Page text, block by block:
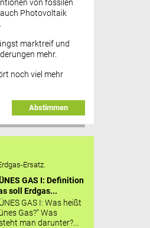
von fossilen
Photovoltaik
marktreif und
mehr.
noch viel mehr
Abstimmen
Ersatz.
GAS I: Definition
soll Erdgas...
GAS I: Was heißt
Gas?“ Was
man darunter?...